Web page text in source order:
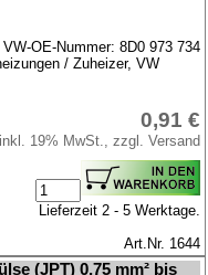
OE-Nummer: 8D0 973 734
/ Zuheizer, VW
0,91 €
inkl. 19% MwSt., zzgl. Versand
Lieferzeit 2 - 5 Werktage.
Art.Nr. 1644
(JPT) 0,75 mm² bis